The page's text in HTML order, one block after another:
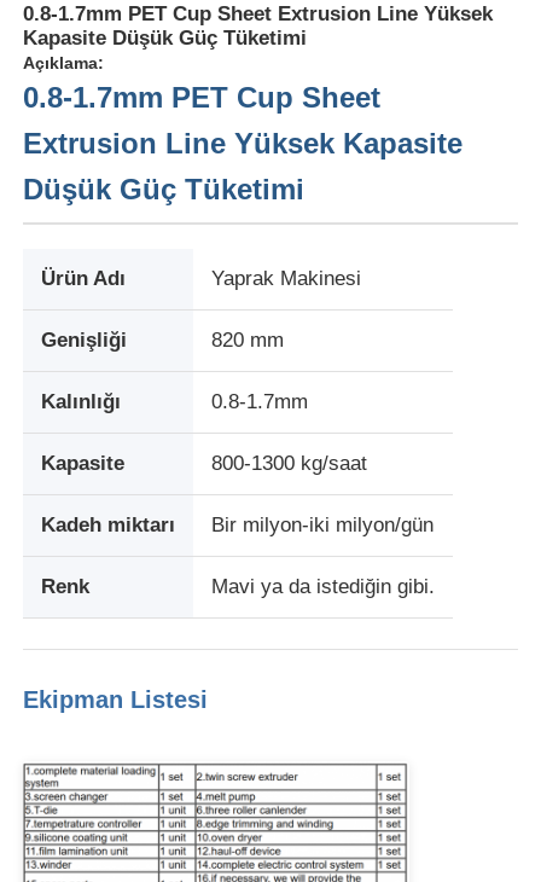
Evde
Fabrika Turu
0.8-1.7mm PET Cup Sheet Extrusion Line Yüksek
Kapasite Düşük Güç Tüketimi
Açıklama:
0.8-1.7mm PET Cup Sheet
Extrusion Line Yüksek Kapasite
Düşük Güç Tüketimi
Ürün Adı Yaprak Makinesi
Genişliği 820 mm
Kalınlığı 0.8-1.7mm
Kapasite 800-1300 kg/saat
Kadeh miktarı Bir milyon-iki milyon/gün
Renk Mavi ya da istediğin gibi.
Ekipman Listesi